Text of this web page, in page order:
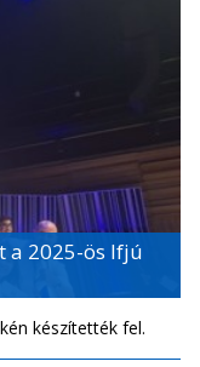
a 2025-ös Ifjú
készítették fel.